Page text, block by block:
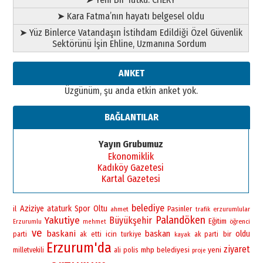
28 Temmuz 2026 Salı
Ahmet Gökhan YAZICI
Ahmed Yesevi’den bir Alperen…
”Reisimiz” idi… Hakka yürüdü.!
26 Mart 2026 Perşembe
gönül adamı Faruk Terzioğlu!
TRT’NİN BÖLGEYE AÇILAN SESİ
09 Ağustos 2026 Pazar
➤ Kara Fatma’nın hayatı belgesel oldu
➤ Yüz Binlerce Vatandaşın İstihdam Edildiği Özel Güvenlik
Sektörünü İşin Ehline, Uzmanına Sordum
ANKET
Üzgünüm, şu anda etkin anket yok.
BAĞLANTILAR
Yayın Grubumuz
Ekonomiklik
Kadıköy Gazetesi
Kartal Gazetesi
il Aziziye ataturk Spor Oltu ahmet belediye Pasinler trafik erzurumlular
Erzurumlu Yakutiye mehmet Büyükşehir Palandöken Eğitim öğrenci
parti
ve baskani ak etti icin turkiye baskan kayak ak parti bir oldu
milletvekili Erzurum'da ali polis mhp belediyesi proje yeni ziyaret